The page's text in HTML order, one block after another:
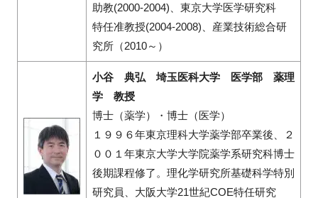
助教(2000-2004)、東京大学医学研究科
特任准教授(2004-2008)、産業技術総合研
究所（2010～）
小谷 典弘 埼玉医科大学 医学部 薬理
学 教授
博士（薬学）・博士（医学）
１９９６年東京理科大学薬学部卒業後、２
００１年東京大学大学院薬学系研究科博士
後期課程修了。理化学研究所基礎科学特別
研究員、大阪大学21世紀COE特任研究